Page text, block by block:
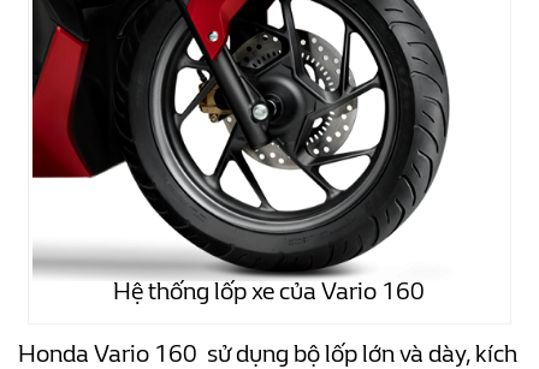
Hệ thống lốp xe của Vario 160
Honda Vario 160 sử dụng bộ lốp lớn và dày, kích